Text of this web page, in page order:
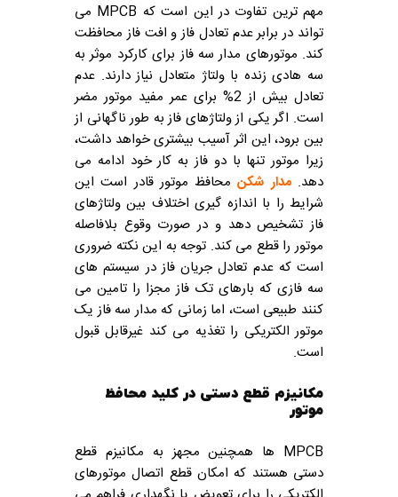
مهم ترین تفاوت در این است که MPCB می
تواند در برابر عدم تعادل فاز و افت فاز محافظت
کند. موتورهای مدار سه فاز برای کارکرد موثر به
سه هادی زنده با ولتاژ متعادل نیاز دارند. عدم
تعادل بیش از 2% برای عمر مفید موتور مضر
است. اگر یکی از ولتاژهای فاز به طور ناگهانی از
بین برود، این اثر آسیب بیشتری خواهد داشت،
زیرا موتور تنها با دو فاز به کار خود ادامه می
دهد.مدار شکنمحافظ موتور قادر است این
شرایط را با اندازه گیری اختلاف بین ولتاژهای
فاز تشخیص دهد و در صورت وقوع بلافاصله
موتور را قطع می کند. توجه به این نکته ضروری
است که عدم تعادل جریان فاز در سیستم های
سه فازی که بارهای تک فاز مجزا را تامین می
کنند طبیعی است، اما زمانی که مدار سه فاز یک
موتور الکتریکی را تغذیه می کند غیرقابل قبول
است.
مکانیزم قطع دستی در کلید محافظ
موتور
MPCB ها همچنین مجهز به مکانیزم قطع
دستی هستند که امکان قطع اتصال موتورهای